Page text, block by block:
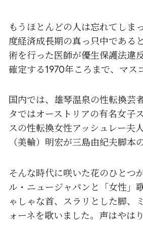
もうほとんどの人は忘れてしま
度経済成長期の真っ只中である
術を行った医師が優生保護法違
確定する1970年ころまで、マス
国内では、雄琴温泉の性転換芸
タではオーストリアの有名女子
スの性転換女性アッシュレー夫
（美輪）明宏が三島由紀夫脚本
そんな時代に咲いた花のひとつ
ル・ニュージャパンと「女性」
ゃしゃな首、スラリとした脚、
ォーネを歌いました。声はやは